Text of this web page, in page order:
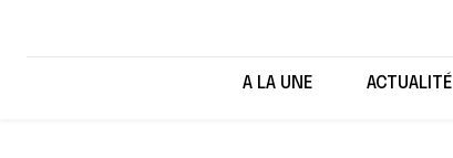
A LA UNE ACTUALITÉ